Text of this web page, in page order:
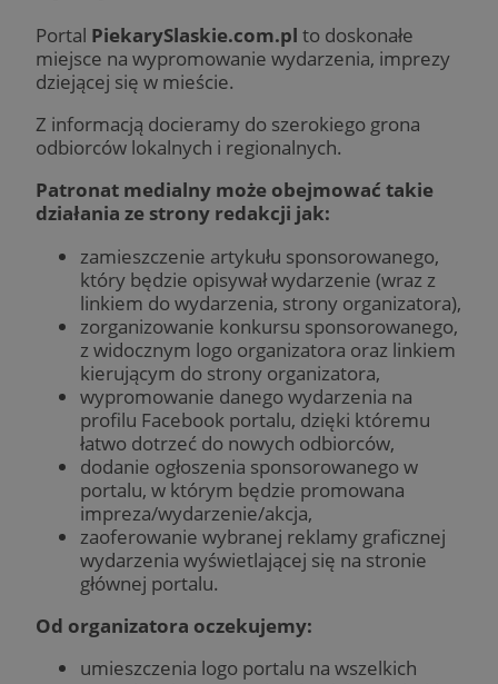
Portal PiekarySlaskie.com.pl to doskonałe
miejsce na wypromowanie wydarzenia, imprezy
dziejącej się w mieście.
Z informacją docieramy do szerokiego grona
odbiorców lokalnych i regionalnych.
Patronat medialny może obejmować takie
działania ze strony redakcji jak:
zamieszczenie artykułu sponsorowanego,
który będzie opisywał wydarzenie (wraz z
linkiem do wydarzenia, strony organizatora),
zorganizowanie konkursu sponsorowanego,
z widocznym logo organizatora oraz linkiem
kierującym do strony organizatora,
wypromowanie danego wydarzenia na
profilu Facebook portalu, dzięki któremu
łatwo dotrzeć do nowych odbiorców,
dodanie ogłoszenia sponsorowanego w
portalu, w którym będzie promowana
impreza/wydarzenie/akcja,
zaoferowanie wybranej reklamy graficznej
wydarzenia wyświetlającej się na stronie
głównej portalu.
Od organizatora oczekujemy:
umieszczenia logo portalu na wszelkich